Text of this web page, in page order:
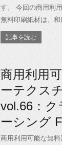
す。 今回の商用利
無料印刷紙材は、和
記事を読む
商用利用
ーテクス
vol.66：
ーシング
商用利用可能な無